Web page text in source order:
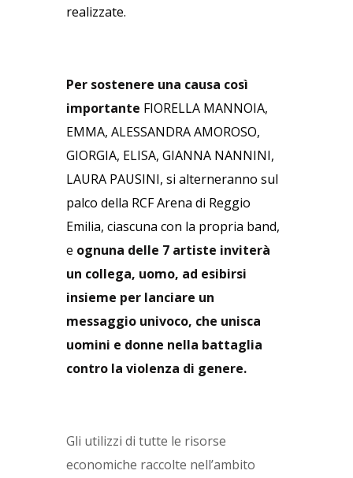
realizzate.
Per sostenere una causa così
importante FIORELLA MANNOIA,
EMMA, ALESSANDRA AMOROSO,
GIORGIA, ELISA, GIANNA NANNINI,
LAURA PAUSINI, si alterneranno sul
palco della RCF Arena di Reggio
Emilia, ciascuna con la propria band,
e ognuna delle 7 artiste inviterà
un collega, uomo, ad esibirsi
insieme per lanciare un
messaggio univoco, che unisca
uomini e donne nella battaglia
contro la violenza di genere.
Gli utilizzi di tutte le risorse
economiche raccolte nell’ambito